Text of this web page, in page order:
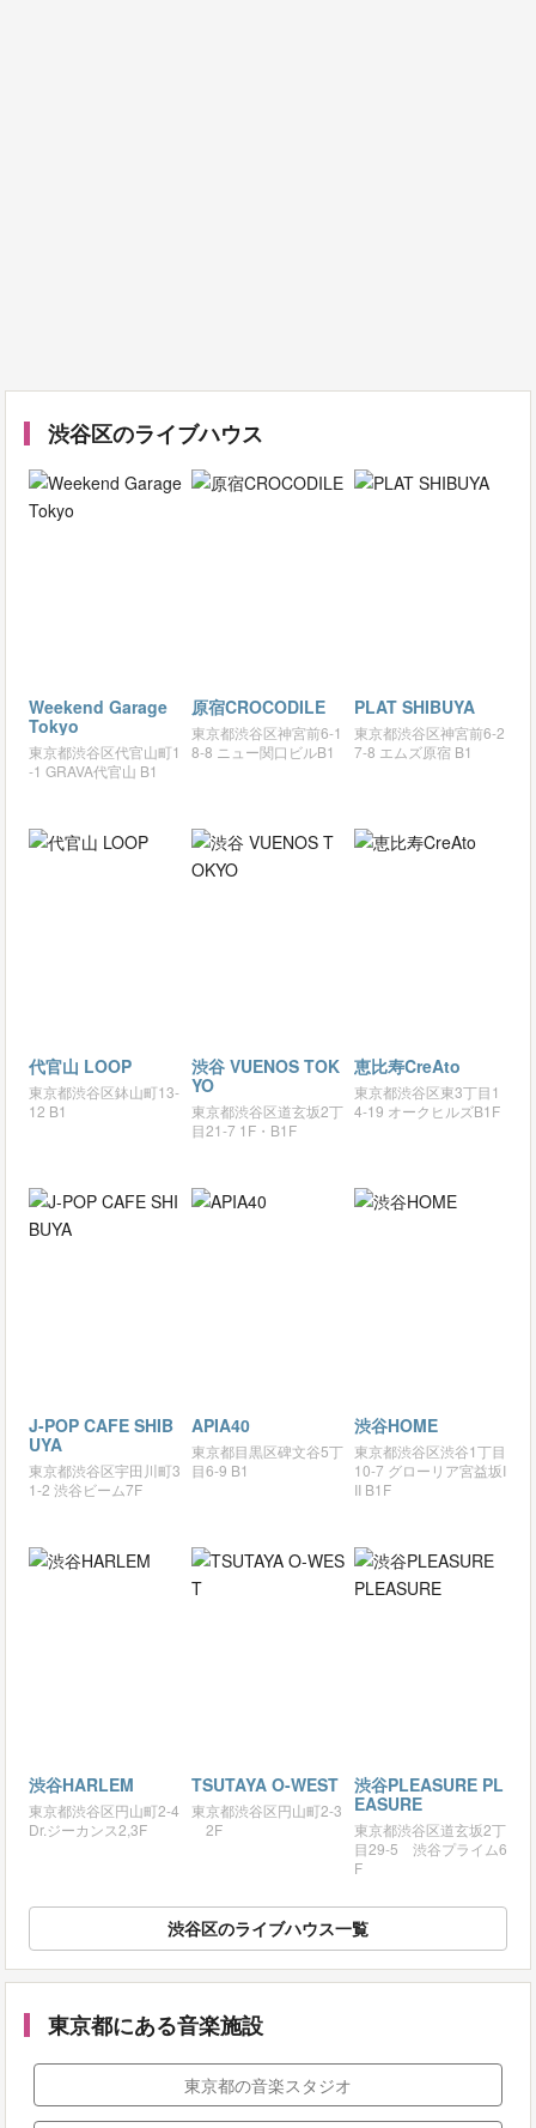
渋谷区のライブハウス
Weekend Garage
Tokyo
東京都渋谷区代官山町1
-1 GRAVA代官山 B1
原宿CROCODILE
東京都渋谷区神宮前6-1
8-8 ニュー関口ビルB1
PLAT SHIBUYA
東京都渋谷区神宮前6-2
7-8 エムズ原宿 B1
代官山 LOOP
東京都渋谷区鉢山町13-
12 B1
渋谷 VUENOS TOK
YO
東京都渋谷区道玄坂2丁
目21-7 1F・B1F
恵比寿CreAto
東京都渋谷区東3丁目1
4-19 オークヒルズB1F
J-POP CAFE SHIB
UYA
東京都渋谷区宇田川町3
1-2 渋谷ビーム7F
APIA40
東京都目黒区碑文谷5丁
目6-9 B1
渋谷HOME
東京都渋谷区渋谷1丁目
10-7 グローリア宮益坂I
II B1F
渋谷HARLEM
東京都渋谷区円山町2-4
Dr.ジーカンス2,3F
TSUTAYA O-WEST
東京都渋谷区円山町2-3
2F
渋谷PLEASURE PL
EASURE
東京都渋谷区道玄坂2丁
目29-5 渋谷プライム6
F
渋谷区のライブハウス一覧
東京都にある音楽施設
東京都の音楽スタジオ